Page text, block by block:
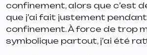
confinement, alors que c’est
que j’ai fait justement
confinement. À force de trop
symbolique partout, j’ai été